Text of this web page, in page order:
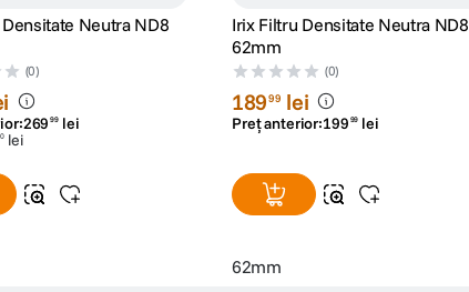
Neutra ND8
(0)
269 99 lei
lei
Irix Filtru Densitate Neutra ND8
62mm
(0)
18999 lei
Preț anterior:199 99 lei
62mm